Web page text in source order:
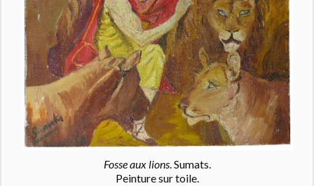
Fosse aux lions. Sumats.
Peinture sur toile.